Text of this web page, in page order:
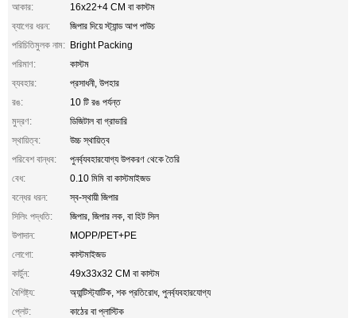
আকার:
16x22+4 CM বা কাস্টম
ব্যাগের ধরন:
জিপার দিয়ে স্ট্যান্ড আপ পাউচ
পরিচিতিমুলক নাম: Bright Packing
পরিমাণ:
কাস্টম
ব্যবহার:
প্রসাধনী, উপহার
রঙ:
10 টি রঙ পর্যন্ত
মুদ্রণ:
ডিজিটাল বা গ্রাভারি
স্থায়িত্ব:
উচ্চ স্থায়িত্ব
পরিবেশ বান্ধব:
পুনর্ব্যবহারযোগ্য উপকরণ থেকে তৈরি
বেধ:
0.10 মিমি বা কাস্টমাইজড
বন্ধের ধরন:
স্ব-স্থায়ী জিপার
সিলিং পদ্ধতি:
জিপার, জিপার লক, বা হিট সিল
উপাদান:
MOPP/PET+PE
লোগো:
কাস্টমাইজড
কার্টুন:
49x33x32 CM বা কাস্টম
বৈশিষ্ট্য:
অ্যান্টিস্ট্যাটিক, শক প্রতিরোধ, পুনর্ব্যবহারযোগ্য
প্লেট:
কাঠের বা প্লাস্টিক